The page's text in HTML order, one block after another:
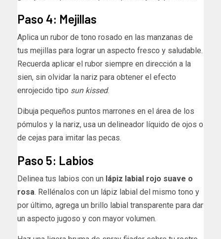
Paso 4: Mejillas
Aplica un rubor de tono rosado en las manzanas de
tus mejillas para lograr un aspecto fresco y saludable.
Recuerda aplicar el rubor siempre en dirección a la
sien, sin olvidar la nariz para obtener el efecto
enrojecido tipo sun kissed.
Dibuja pequeños puntos marrones en el área de los
pómulos y la nariz, usa un delineador líquido de ojos o
de cejas para imitar las pecas.
Paso 5: Labios
Delinea tus labios con un lápiz labial rojo suave o
rosa. Rellénalos con un lápiz labial del mismo tono y
por último, agrega un brillo labial transparente para dar
un aspecto jugoso y con mayor volumen.